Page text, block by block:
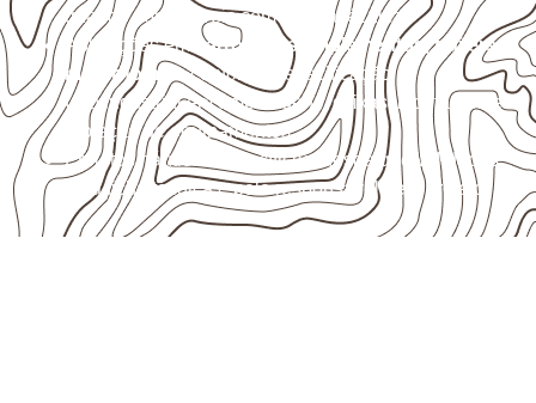
quando compatíveis com a ficha técnica.
Aplicações em
carrocerias, implementos, trailers e
motorhomes, conforme especificação.
Uso industrial em embalagens, caixas, montagem e
proteção de equipamentos.
Projetos náuticos específicos, desde que validados
pela ficha técnica e pelo responsável pelo projeto.